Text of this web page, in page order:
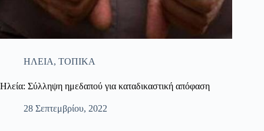
ΗΛΕΙΑ, ΤΟΠΙΚΑ
Ηλεία: Σύλληψη ημεδαπού για καταδικαστική απόφαση
28 Σεπτεμβρίου, 2022